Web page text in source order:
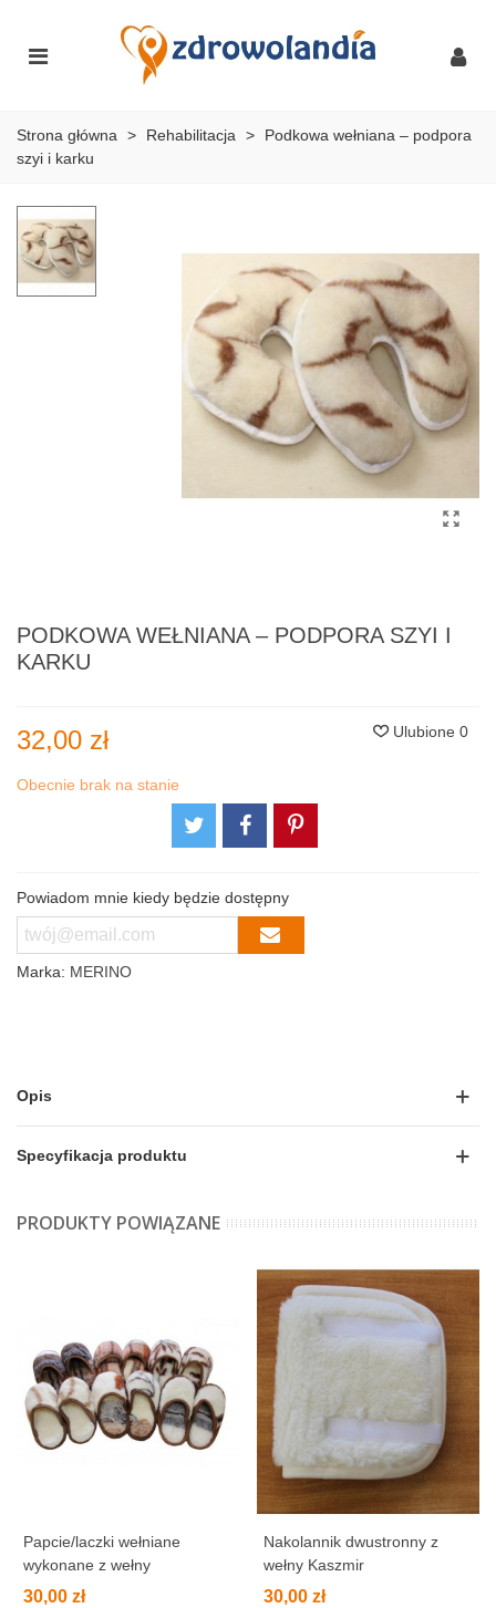
Strona główna > Rehabilitacja >
Podkowa wełniana – podpora
szyi i karku
PODKOWA WEŁNIANA – PODPORA SZYI I
KARKU
32,00 zł Ulubione 0
Obecnie brak na stanie
Powiadom mnie kiedy będzie dostępny
Marka: MERINO
Opis
Specyfikacja produktu
PRODUKTY POWIĄZANE
Papcie/laczki wełniane
wykonane z wełny
merynosów
30,00 zł
Nakolannik dwustronny z
wełny Kaszmir
30,00 zł